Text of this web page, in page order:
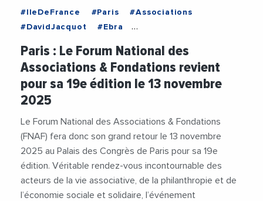
#IleDeFrance #Paris
#Associations
#DavidJacquot
#Ebra
#RSE
#Social
Paris : Le Forum National des
Associations & Fondations revient
pour sa 19e édition le 13 novembre
2025
Le Forum National des Associations & Fondations
(FNAF) fera donc son grand retour le 13 novembre
2025 au Palais des Congrès de Paris pour sa 19e
édition. Véritable rendez-vous incontournable des
acteurs de la vie associative, de la philanthropie et de
l’économie sociale et solidaire, l’événement